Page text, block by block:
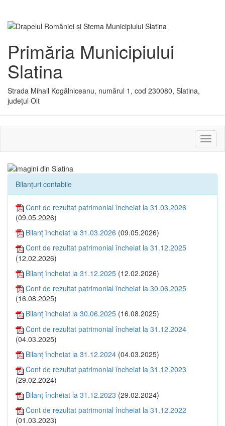
Primăria Municipiului
Slatina
Strada Mihail Kogălniceanu, numărul 1, cod 230080, Slatina,
județul Olt
sau
Bilanțuri contabile
Cont de rezultat patrimonial încheiat la 31.03.2026
(09.05.2026)
Bilanţ încheiat la 31.03.2026 (09.05.2026)
Cont de rezultat patrimonial încheiat la 31.12.2025
(12.02.2026)
Bilanţ încheiat la 31.12.2025 (12.02.2026)
Cont de rezultat patrimonial încheiat la 30.06.2025
(16.08.2025)
Bilanţ încheiat la 30.06.2025 (16.08.2025)
Cont de rezultat patrimonial încheiat la 31.12.2024
(04.03.2025)
Bilanţ încheiat la 31.12.2024 (04.03.2025)
Cont de rezultat patrimonial încheiat la 31.12.2023
(29.02.2024)
Bilanţ încheiat la 31.12.2023 (29.02.2024)
Cont de rezultat patrimonial încheiat la 31.12.2022
(01.03.2023)